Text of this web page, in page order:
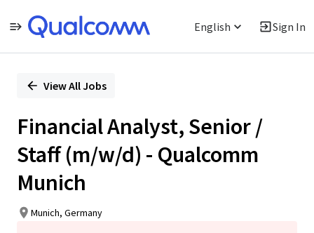
English Sign In
PositionView All Jobs
Financial Analyst, Senior /
Staff (m/w/d) - Qualcomm
Munich
Munich, Germany